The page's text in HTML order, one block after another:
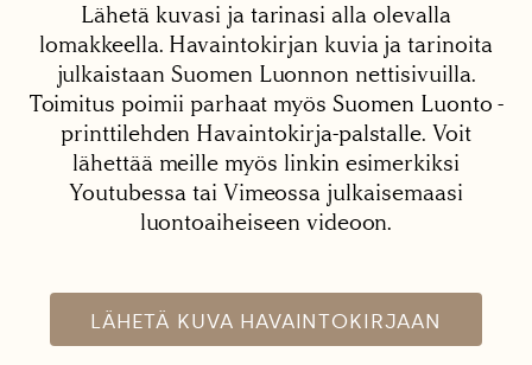
Lähetä kuvasi ja tarinasi alla olevalla
lomakkeella. Havaintokirjan kuvia ja tarinoita
julkaistaan Suomen Luonnon nettisivuilla.
Toimitus poimii parhaat myös Suomen Luonto -
printtilehden Havaintokirja-palstalle. Voit
lähettää meille myös linkin esimerkiksi
Youtubessa tai Vimeossa julkaisemaasi
luontoaiheiseen videoon.
LÄHETÄ KUVA HAVAINTOKIRJAAN